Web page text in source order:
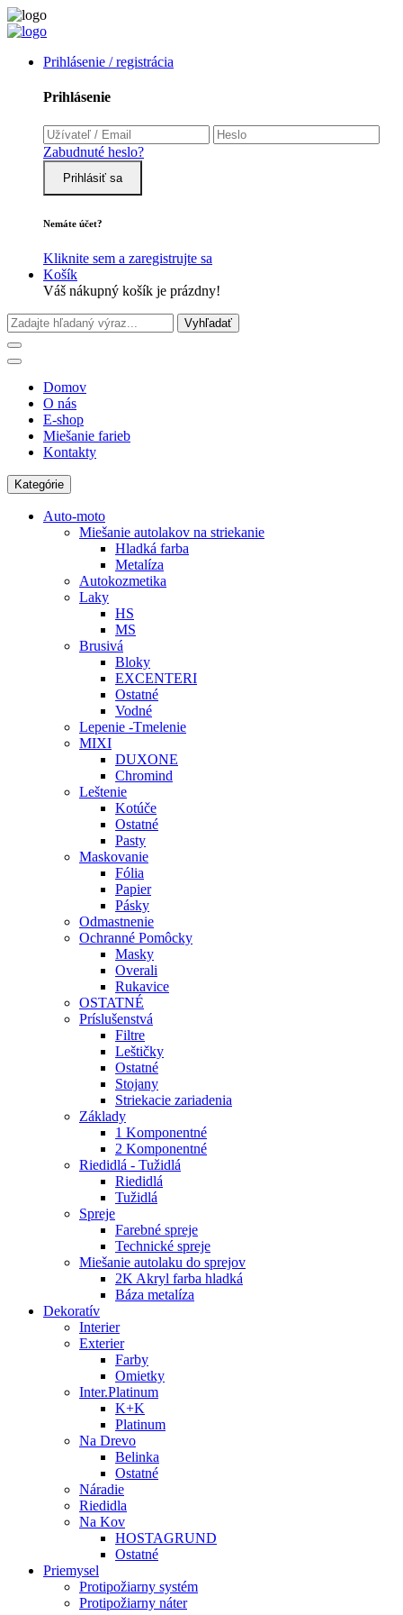
Prihlásenie / registrácia
Prihlásenie
Zabudnuté heslo?
Prihlásiť sa
Nemáte účet?
Kliknite sem a zaregistrujte sa
Košík
Váš nákupný košík je prázdny!
Vyhľadať
Domov
O nás
E-shop
Miešanie farieb
Kontakty
Kategórie
Auto-moto
Miešanie autolakov na striekanie
Hladká farba
Metalíza
Autokozmetika
Laky
HS
MS
Brusivá
Bloky
EXCENTERI
Ostatné
Vodné
Lepenie -Tmelenie
MIXI
DUXONE
Chromind
Leštenie
Kotúče
Ostatné
Pasty
Maskovanie
Fólia
Papier
Pásky
Odmastnenie
Ochranné Pomôcky
Masky
Overali
Rukavice
OSTATNÉ
Príslušenstvá
Filtre
Leštičky
Ostatné
Stojany
Striekacie zariadenia
Základy
1 Komponentné
2 Komponentné
Riedidlá - Tužidlá
Riedidlá
Tužidlá
Spreje
Farebné spreje
Technické spreje
Miešanie autolaku do sprejov
2K Akryl farba hladká
Báza metalíza
Dekoratív
Interier
Exterier
Farby
Omietky
Inter.Platinum
K+K
Platinum
Na Drevo
Belinka
Ostatné
Náradie
Riedidla
Na Kov
HOSTAGRUND
Ostatné
Priemysel
Protipožiarny systém
Protipožiarny náter